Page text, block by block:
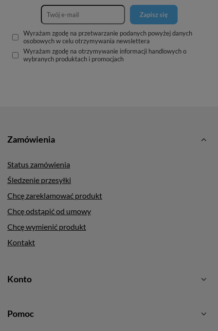
Zapisz się
Wyrażam zgodę na przetwarzanie podanych powyżej danych
osobowych w celu otrzymywania newslettera
Wyrażam zgodę na otrzymywanie informacji handlowych o
wybranych produktach i promocjach
Zamówienia
Status zamówienia
Śledzenie przesyłki
Chcę zareklamować produkt
Chcę odstąpić od umowy
Chcę wymienić produkt
Kontakt
Konto
Pomoc